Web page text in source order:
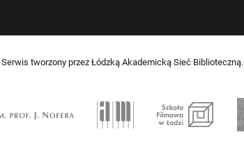
Serwis tworzony przez Łódzką Akademicką Sieć Biblioteczną.